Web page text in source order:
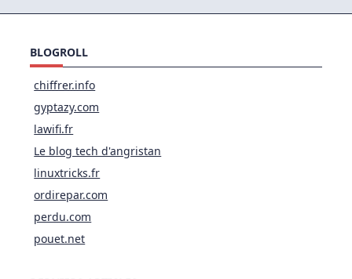
BLOGROLL
chiffrer.info
gyptazy.com
lawifi.fr
Le blog tech d'angristan
linuxtricks.fr
ordirepar.com
perdu.com
pouet.net